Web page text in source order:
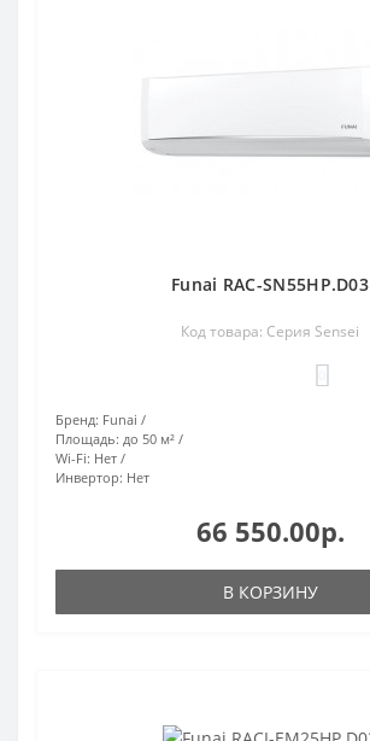
Funai RAC-SN55HP.D03
Код товара: Серия Sensei
Бренд: Funai
Площадь: до 50 м²
Wi-Fi: Нет
Инвертор: Нет
66 550.00р.
В КОРЗИНУ